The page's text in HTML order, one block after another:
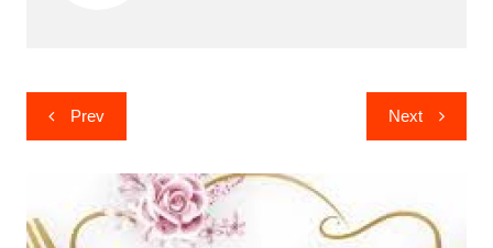
Yazı
gezinmesi
Prev Next